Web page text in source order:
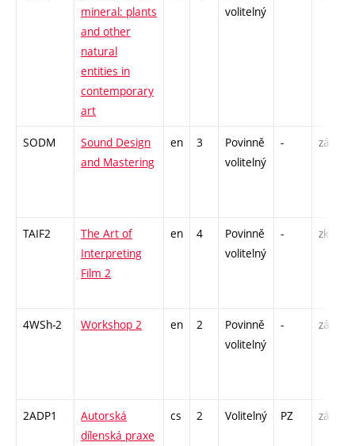
mineral: plants
and other
natural
entities in
contemporary
art
volitelný
SODM
Sound Design
and Mastering
en 3
Povinně
volitelný
- zá
TAIF2
The Art of
Interpreting
Film 2
en 4
Povinně
volitelný
- zk
4WSh-2 Workshop 2 en 2
Povinně
volitelný
- zá
2ADP1
Autorská
dílenská praxe
cs 2 Volitelný PZ zá